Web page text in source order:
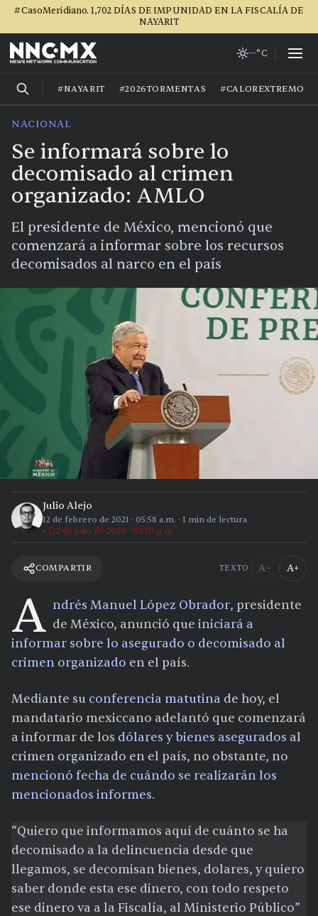
#CasoMeridiano. 1,702 DÍAS DE IMPUNIDAD EN LA FISCALÍA DE
NAYARIT
--°C
#NAYARIT #2026TORMENTAS #CALOREXTREMO
NACIONAL
Se informará sobre lo
decomisado al crimen
organizado: AMLO
El presidente de México, mencionó que
comenzará a informar sobre los recursos
decomisados al narco en el país
Julio Alejo
12 de febrero de 2021 · 05:58 a.m. · 1 min de lectura
2 de julio de 2026 · 02:10 p.m.
COMPARTIR TEXTO A− A+
A ndrés Manuel López Obrador, presidente
de México, anunció que iniciará a
informar sobre lo asegurado o decomisado al
crimen organizado en el país.
Mediante su conferencia matutina de hoy, el
mandatario mexiccano adelantó que comenzará
a informar de los dólares y bienes asegurados al
crimen organizado en el país, no obstante, no
mencionó fecha de cuándo se realizarán los
mencionados informes.
“Quiero que informamos aquí de cuánto se ha
decomisado a la delincuencia desde que
llegamos, se decomisan bienes, dolares, y quiero
saber donde esta ese dinero, con todo respeto
ese dinero va a la Fiscalía, al Ministerio Público”